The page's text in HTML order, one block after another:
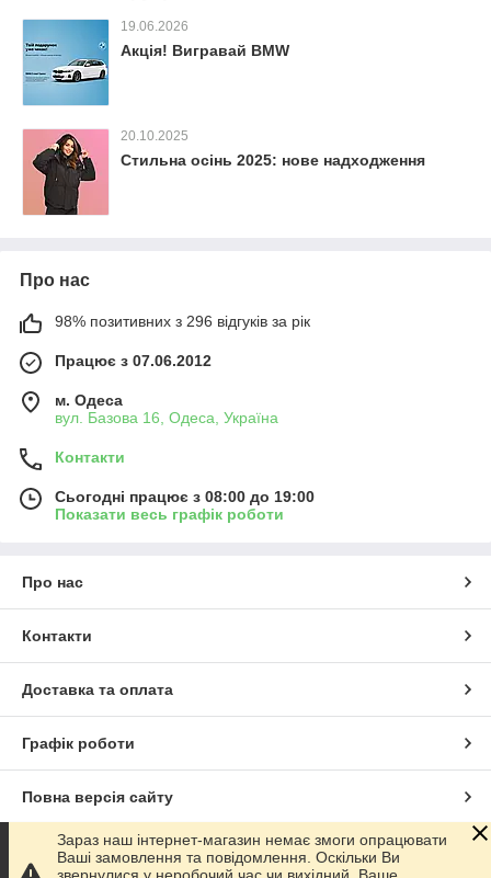
19.06.2026
Акція! Вигравай BMW
20.10.2025
Стильна осінь 2025: нове надходження
Про нас
98% позитивних з 296 відгуків за рік
Працює з 07.06.2012
м. Одеса
вул. Базова 16, Одеса, Україна
Контакти
Сьогодні працює з 08:00 до 19:00
Показати весь графік роботи
Про нас
Контакти
Доставка та оплата
Графік роботи
Повна версія сайту
Сайт створено на маркетплейсіProm.ua
Зараз наш інтернет-магазин немає змоги опрацювати
Ваші замовлення та повідомлення. Оскільки Ви